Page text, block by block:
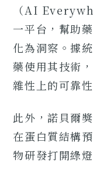
（AI
一平台，幫助
化為洞察。據
藥使用其技術
雜性上的可靠性
此外，諾貝爾
在蛋白質結構
物研發打開綠燈